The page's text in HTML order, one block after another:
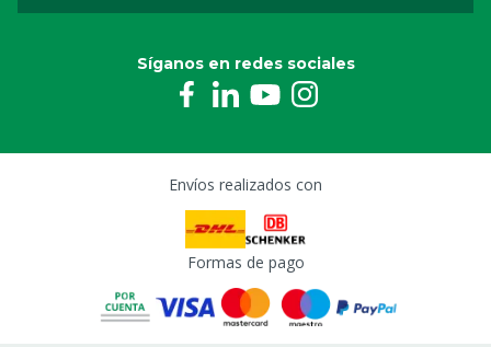
Síganos en redes sociales
Envíos realizados con
Formas de pago